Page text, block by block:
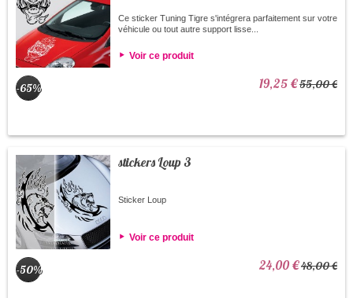
Ce sticker Tuning Tigre s'intégrera parfaitement sur votre
véhicule ou tout autre support lisse...
Voir ce produit
-65% 19,25 €55,00 €
stickers Loup 3
Sticker Loup
Voir ce produit
-50% 24,00 €48,00 €